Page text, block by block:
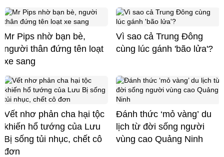
Mr Pips nhờ bạn bè,
người thân đứng tên loạt
xe sang
Vì sao cả Trung Đông
cùng lúc gánh 'bão lửa'?
Vết nhơ phản cha hại tộc
khiến hổ tướng của Lưu
Bị sống tủi nhục, chết cô
đơn
Đánh thức ‘mỏ vàng’ du
lịch từ đời sống người
vùng cao Quảng Ninh